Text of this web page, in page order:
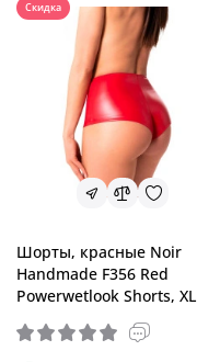
Скидка
Шорты, красные Noir
Handmade F356 Red
Powerwetlook Shorts, XL